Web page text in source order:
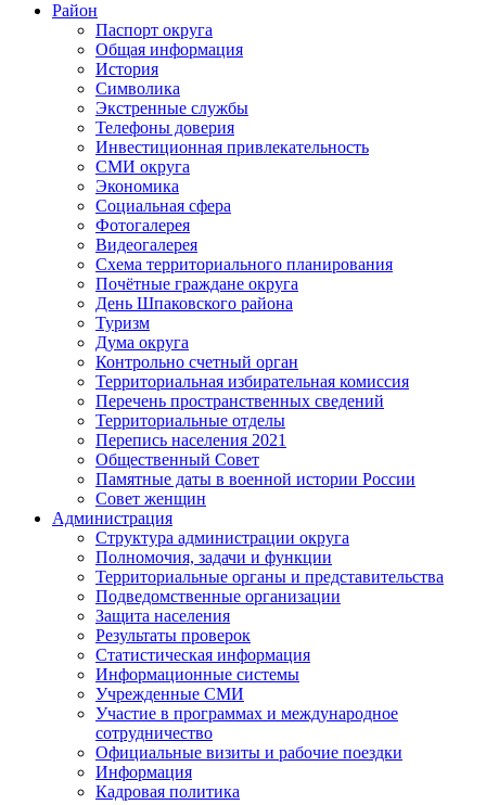
Район
Паспорт округа
Общая информация
История
Символика
Экстренные службы
Телефоны доверия
Инвестиционная привлекательность
СМИ округа
Экономика
Социальная сфера
Фотогалерея
Видеогалерея
Схема территориального планирования
Почётные граждане округа
День Шпаковского района
Туризм
Дума округа
Контрольно счетный орган
Территориальная избирательная комиссия
Перечень пространственных сведений
Территориальные отделы
Перепись населения 2021
Общественный Совет
Памятные даты в военной истории России
Совет женщин
Администрация
Структура администрации округа
Полномочия, задачи и функции
Территориальные органы и представительства
Подведомственные организации
Защита населения
Результаты проверок
Статистическая информация
Информационные системы
Учрежденные СМИ
Участие в программах и международное
сотрудничество
Официальные визиты и рабочие поездки
Информация
Кадровая политика